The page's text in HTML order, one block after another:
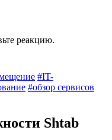
реакцию.
#IT-
#обзор сервисов
Shtab